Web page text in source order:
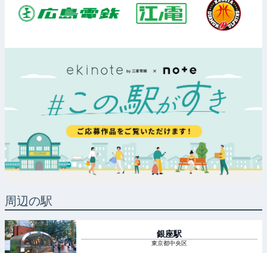
周辺の駅
銀座駅
東京都中央区